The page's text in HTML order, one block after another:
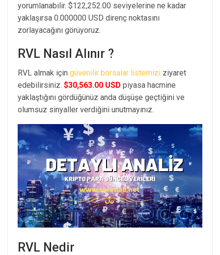
yorumlanabilir. $122,252.00 seviyelerine ne kadar
yaklaşırsa 0.000000 USD direnç noktasını
zorlayacağını görüyoruz.
RVL Nasıl Alınır ?
RVL almak için güvenilir borsalar listemizi ziyaret
edebilirsiniz. $30,563.00 USD piyasa hacmine
yaklaştığını gördüğünüz anda düşüşe geçtiğini ve
olumsuz sinyaller verdiğini unutmayınız.
RVL Nedir